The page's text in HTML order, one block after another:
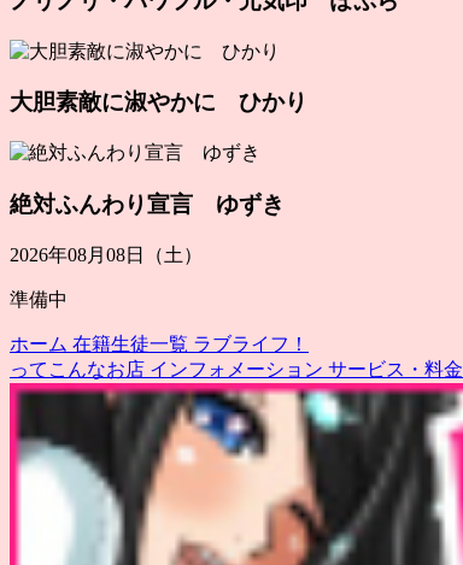
大胆素敵に淑やかに ひかり
絶対ふんわり宣言 ゆずき
2026年08月08日（土）
準備中
ホーム 在籍生徒一覧 ラブライフ！
ってこんなお店 インフォメーション サービス・料金